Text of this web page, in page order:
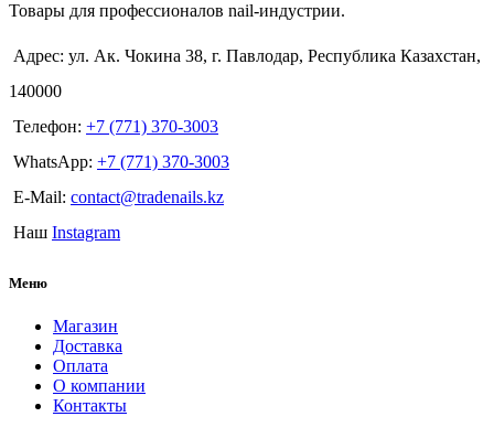
Товары для профессионалов nail-индустрии.
Адрес: ул. Ак. Чокина 38, г. Павлодар, Республика Казахстан,
140000
Телефон: +7 (771) 370-3003
WhatsApp: +7 (771) 370-3003
E-Mail: contact@tradenails.kz
Наш Instagram
Меню
Магазин
Доставка
Оплата
О компании
Контакты